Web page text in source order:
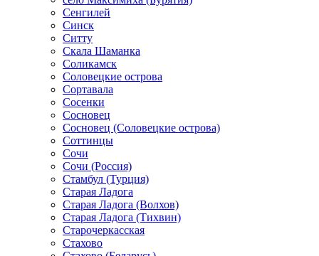
Сенгилей
Синск
Ситту
Скала Шаманка
Соликамск
Соловецкие острова
Сортавала
Сосенки
Сосновец
Сосновец (Соловецкие острова)
Соттинцы
Сочи
Сочи (Россия)
Стамбул (Турция)
Старая Ладога
Старая Ладога (Волхов)
Старая Ладога (Тихвин)
Старочеркасская
Стахово